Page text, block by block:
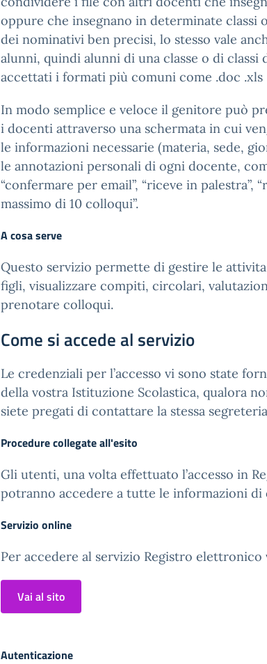
oppure che insegnano in determinate classi
dei nominativi ben precisi, lo stesso vale
alunni, quindi alunni di una classe o di classi
accettati i formati più comuni come .doc .xls
In modo semplice e veloce il genitore può
i docenti attraverso una schermata in cui
le informazioni necessarie (materia, sede,
le annotazioni personali di ogni docente,
“confermare per email”, “riceve in palestra”,
massimo di 10 colloqui”.
A cosa serve
Questo servizio permette di gestire le
figli, visualizzare compiti, circolari,
prenotare colloqui.
Come si accede al servizio
Le credenziali per l’accesso vi sono state
della vostra Istituzione Scolastica, qualora
siete pregati di contattare la stessa
Procedure collegate all'esito
Gli utenti, una volta effettuato l’accesso in
potranno accedere a tutte le informazioni di
Servizio online
Per accedere al servizio Registro elettronico
Vai al sito
Autenticazione